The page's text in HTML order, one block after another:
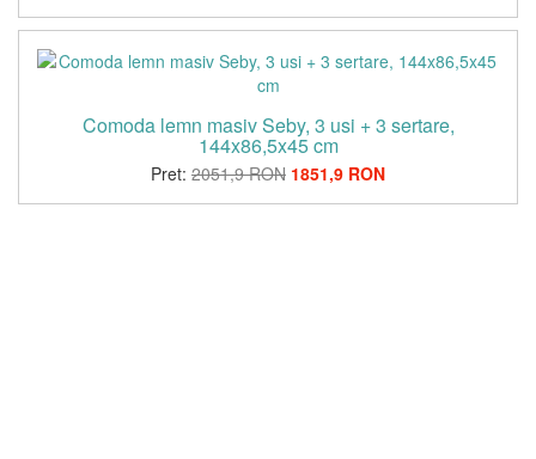
Comoda lemn masiv Seby, 3 usi + 3 sertare,
144x86,5x45 cm
Pret: 2051,9 RON 1851,9 RON